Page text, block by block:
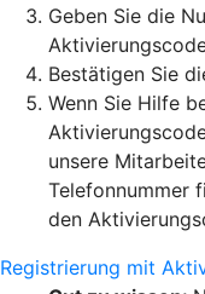
Geben Sie die
Bestätigen Sie
Wenn Sie Hilfe
unsere
Telefonnummer
den
Registrierung mit